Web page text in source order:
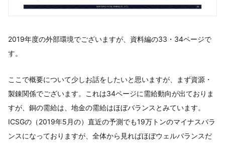
2019年度の外部環境でございますが、資料編の33・34ページで
す。
ここで概要について少しお話をしたいと思いますが、まず資源・
製錬関係でございます。これは34ページに需給動向が出ておりま
すが、銅の需給は、地金の需給はほぼバランスとみています。
ICSGの（2019年5月の）直近の予測でも19万トンのマイナスバラ
ンスになっておりますが、全体から見ればほぼウェルバランスだ